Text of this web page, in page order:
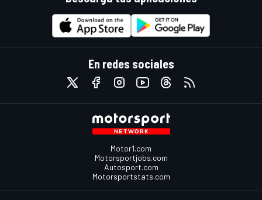
En redes sociales
Motor1.com
Motorsportjobs.com
Autosport.com
Motorsportstats.com